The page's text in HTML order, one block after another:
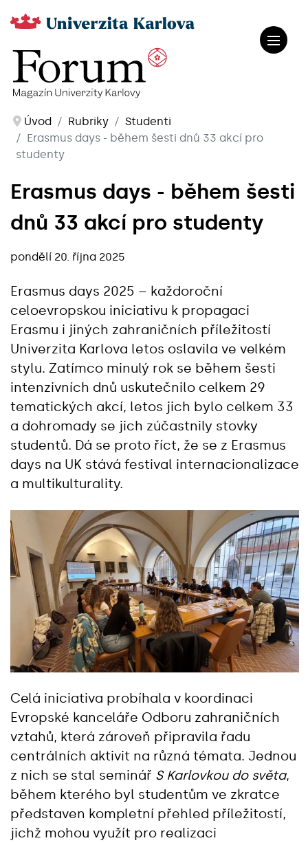
Úvod Rubriky
Studenti
Erasmus days - během šesti dnů 33 akcí pro
studenty
Erasmus days - během šesti
dnů 33 akcí pro studenty
pondělí 20. října 2025
Erasmus days 2025 – každoroční
celoevropskou iniciativu k propagaci
Erasmu i jiných zahraničních příležitostí
Univerzita Karlova letos oslavila ve velkém
stylu. Zatímco minulý rok se během šesti
intenzivních dnů uskutečnilo celkem 29
tematických akcí, letos jich bylo celkem 33
a dohromady se jich zúčastnily stovky
studentů. Dá se proto říct, že se z Erasmus
days na UK stává festival internacionalizace
a multikulturality.
Celá iniciativa probíhala v koordinaci
Evropské kanceláře Odboru zahraničních
vztahů, která zároveň připravila řadu
centrálních aktivit na různá témata. Jednou
z nich se stal seminář S Karlovkou do světa,
během kterého byl studentům ve zkratce
představen kompletní přehled příležitostí,
jichž mohou využít pro realizaci